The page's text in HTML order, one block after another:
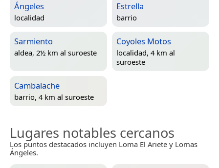
Ángeles
localidad
Estrella
barrio
Sarmiento
aldea, 2½ km al suroeste
Coyoles Motos
localidad, 4 km al
suroeste
Cambalache
barrio, 4 km al suroeste
Lugares notables cercanos
Los puntos destacados incluyen Loma El Ariete y Lomas
Ángeles.